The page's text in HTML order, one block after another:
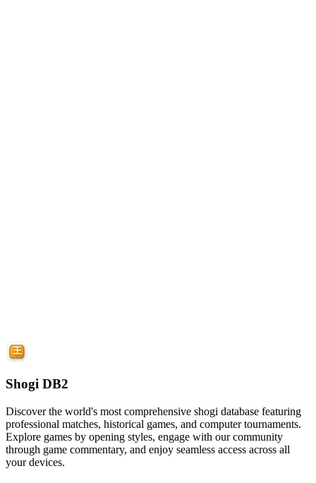
Shogi DB2
Discover the world's most comprehensive shogi database featuring
professional matches, historical games, and computer tournaments.
Explore games by opening styles, engage with our community
through game commentary, and enjoy seamless access across all
your devices.